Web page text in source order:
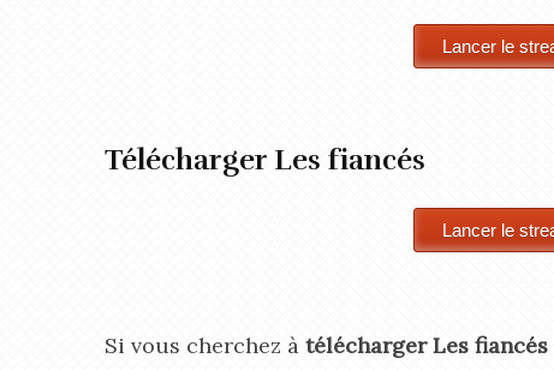
Télécharger Les fiancés
Si vous cherchez à télécharger Les fiancés